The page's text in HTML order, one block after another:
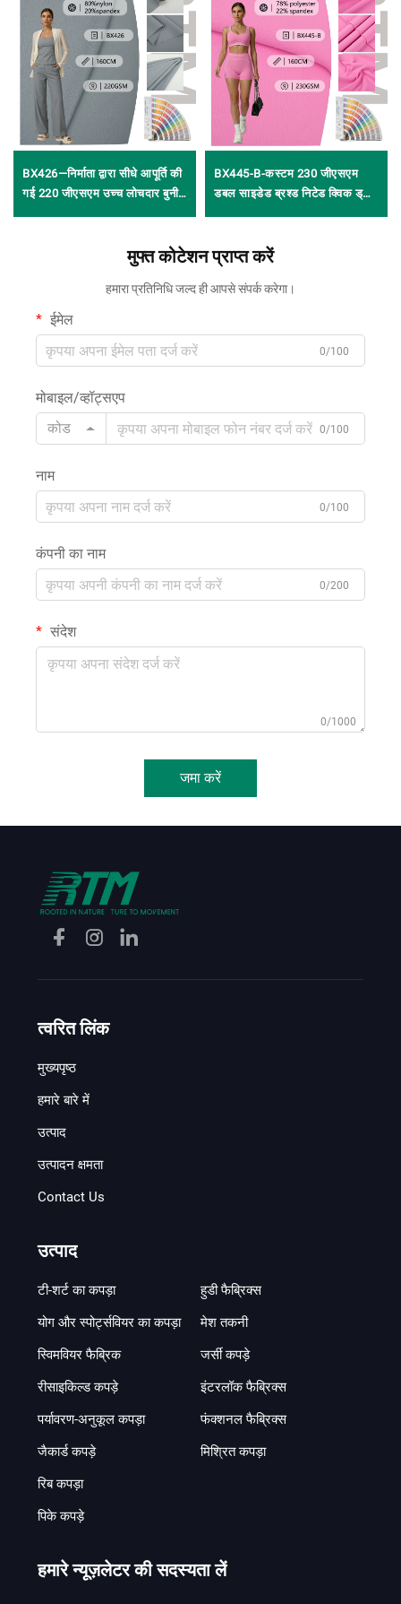
BX426—निर्माता द्वारा सीधे आपूर्ति की
गई 220 जीएसएम उच्च लोचदार बुनी
स्पैंडेक्स फैब्रिक, फिटनेसवियर,
BX445-B-कस्टम 230 जीएसएम
डबल साइडेड ब्रश्ड निटेड क्विक ड्राई
एक्टिववियर के लिए
मुफ्त कोटेशन प्राप्त करें
हमारा प्रतिनिधि जल्द ही आपसे संपर्क करेगा।
ईमेल
0/100
मोबाइल/व्हॉट्सएप
कोड
0/100
नाम
0/100
कंपनी का नाम
0/200
संदेश
0/1000
जमा करें
त्वरित लिंक
मुख्यपृष्ठ
हमारे बारे में
उत्पाद
उत्पादन क्षमता
Contact Us
उत्पाद
टी-शर्ट का कपड़ा
योग और स्पोर्ट्सवियर का कपड़ा
स्विमवियर फैब्रिक
रीसाइकिल्ड कपड़े
हुडी फैब्रिक्स
मेश तकनी
जर्सी कपड़े
इंटरलॉक फैब्रिक्स
पर्यावरण-अनुकूल कपड़ा
जैकार्ड कपड़े
रिब कपड़ा
पिके कपड़े
फंक्शनल फैब्रिक्स
मिश्रित कपड़ा
हमारे न्यूज़लेटर की सदस्यता लें